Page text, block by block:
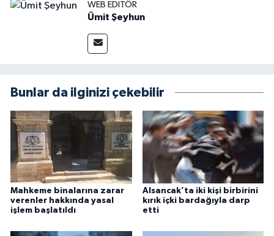
WEB EDITÖR
Ümit Şeyhun
Bunlar da ilginizi çekebilir
Mahkeme binalarına zarar
verenler hakkında yasal
işlem başlatıldı
Alsancak’ta iki kişi birbirini
kırık içki bardağıyla darp
etti